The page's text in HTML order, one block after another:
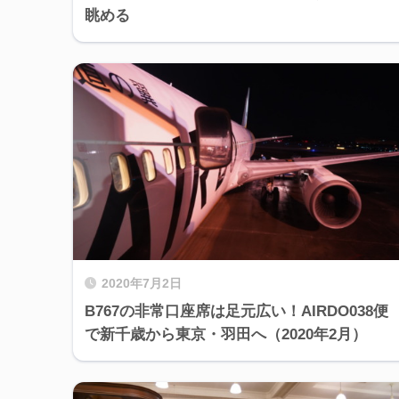
眺める
2020年7月2日
B767の非常口座席は足元広い！AIRDO038便
で新千歳から東京・羽田へ（2020年2月）